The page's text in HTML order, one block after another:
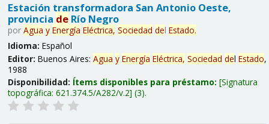
Estación transformadora San Antonio Oeste,
provincia deRío Negro
por Agua y Energía Eléctrica, Sociedad del Estado.
Idioma: Español
Editor: Buenos Aires: Agua y Energía Eléctrica, Sociedad del Estado,
1988
Disponibilidad: Ítems disponibles para préstamo: Signatura
topográfica: 621.374.5/A282/v.2 (3).